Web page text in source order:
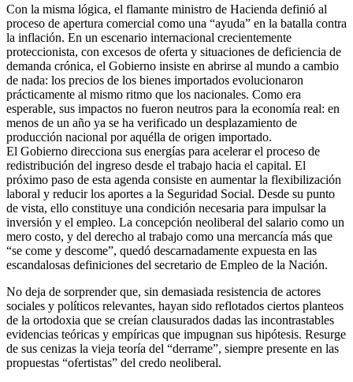
Con la misma lógica, el flamante ministro de Hacienda definió al
proceso de apertura comercial como una “ayuda” en la batalla contra
la inflación. En un escenario internacional crecientemente
proteccionista, con excesos de oferta y situaciones de deficiencia de
demanda crónica, el Gobierno insiste en abrirse al mundo a cambio
de nada: los precios de los bienes importados evolucionaron
prácticamente al mismo ritmo que los nacionales. Como era
esperable, sus impactos no fueron neutros para la economía real: en
menos de un año ya se ha verificado un desplazamiento de
producción nacional por aquélla de origen importado.
El Gobierno direcciona sus energías para acelerar el proceso de
redistribución del ingreso desde el trabajo hacia el capital. El
próximo paso de esta agenda consiste en aumentar la flexibilización
laboral y reducir los aportes a la Seguridad Social. Desde su punto
de vista, ello constituye una condición necesaria para impulsar la
inversión y el empleo. La concepción neoliberal del salario como un
mero costo, y del derecho al trabajo como una mercancía más que
“se come y descome”, quedó descarnadamente expuesta en las
escandalosas definiciones del secretario de Empleo de la Nación.
No deja de sorprender que, sin demasiada resistencia de actores
sociales y políticos relevantes, hayan sido reflotados ciertos planteos
de la ortodoxia que se creían clausurados dadas las incontrastables
evidencias teóricas y empíricas que impugnan sus hipótesis. Resurge
de sus cenizas la vieja teoría del “derrame”, siempre presente en las
propuestas “ofertistas” del credo neoliberal.